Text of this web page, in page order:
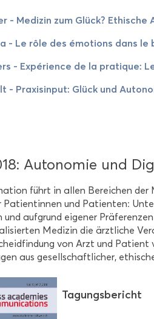
- Me­di­zin zum Glück?
- Le rôle des émotions dans le
- Expérience de la pra­tique:
- Pra­xi­sin­put: Glück und
Au­to­no­mie und
führt in allen Be­rei­chen der
Pa­ti­en­tin­nen und Pa­ti­en­ten:
und auf­grund ei­ge­ner
Me­di­zin die ärzt­li­che
von Arzt und Pa­ti­ent
aus ge­sell­schaft­li­cher,
Ta­gungs­be­richt